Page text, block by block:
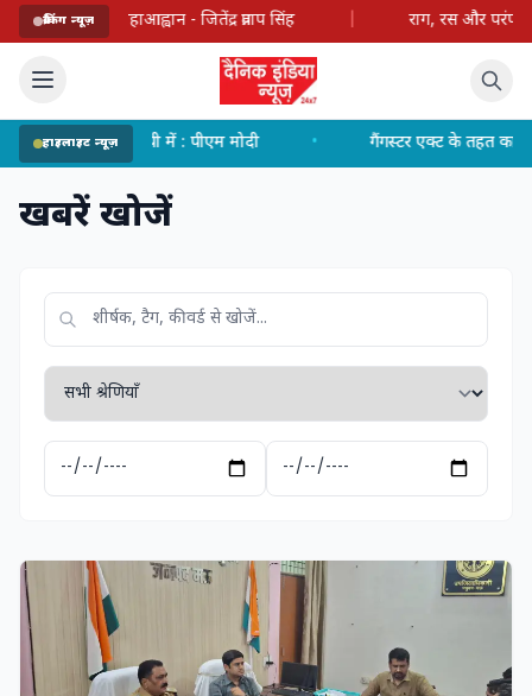
ब्रेकिंग न्यूज़
- जितेंद्र प्रताप सिंह | राग, रस और परंपरा का अनुपम उत्सव:
हाइलाइट न्यूज़
में : पीएम मोदी • गैंगस्टर एक्ट के तहत कार्रवाई करते हुए
खबरें खोजें